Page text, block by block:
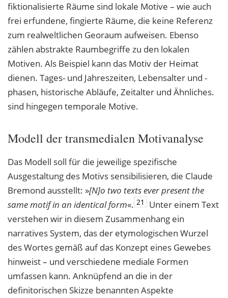
fiktionalisierte Räume sind lokale Motive – wie auch
frei erfundene, fingierte Räume, die keine Referenz
zum realweltlichen Georaum aufweisen. Ebenso
zählen abstrakte Raumbegriffe zu den lokalen
Motiven. Als Beispiel kann das Motiv der Heimat
dienen. Tages- und Jahreszeiten, Lebensalter und -
phasen, historische Abläufe, Zeitalter und Ähnliches.
sind hingegen temporale Motive.
Modell der transmedialen Motivanalyse
Das Modell soll für die jeweilige spezifische
Ausgestaltung des Motivs sensibilisieren, die Claude
Bremond ausstellt: »[N]o two texts ever present the
same motif in an identicalform«. 21
Unter einem Text
verstehen wir in diesem Zusammenhang ein
narratives System, das der etymologischen Wurzel
des Wortes gemäß auf das Konzept eines Gewebes
hinweist – und verschiedene mediale Formen
umfassen kann. Anknüpfend an die in der
definitorischen Skizze benannten Aspekte